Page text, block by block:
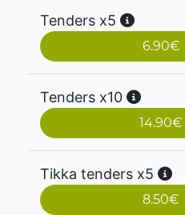
Tenders x5
6.90€
Tenders x10
14.90€
Tikka tenders x5
8.50€